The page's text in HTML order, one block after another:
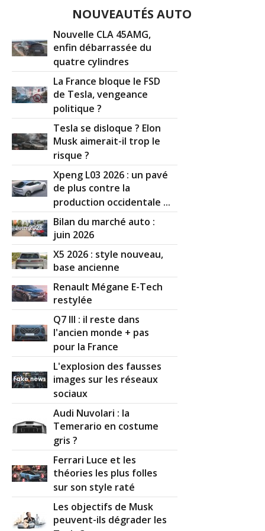
15/20 1.5 dCi 110 ch 10970 2011 tekna
1.5 dCi 110 ch boite 6 manuel 71000
km de aou(0 )
nissan juke acenta 1.5 dci 110 pack
sport(0 )
12/20 1.5 dCi 110 ch
16/20
1.5 dCi 110 ch 36000 km /année 2011 /
acenta(0 )
16/20 1.5 dCi 110 ch 38000(0
15/20
1.5 dCi 110 ch année 2010 - 54000 km
(1 )
1.5 dCi 110 ch connect 2015
05/20 1.5 dCi 110 ch 201700(
18/20
135000 km(
1.5 dCi 110 ch 100000
1.5 dCi 110 ch 8800(
NOUVEAUTÉS AUTO
Nouvelle CLA 45AMG,
enfin débarrassée du
quatre cylindres
La France bloque le FSD
de Tesla, vengeance
politique ?
Tesla se disloque ? Elon
Musk aimerait-il trop le
risque ?
Xpeng L03 2026 : un pavé
de plus contre la
production occidentale ...
Bilan du marché auto :
juin 2026
X5 2026 : style nouveau,
base ancienne
Renault Mégane E-Tech
restylée
Q7 III : il reste dans
l'ancien monde + pas
pour la France
L'explosion des fausses
images sur les réseaux
sociaux
Audi Nuvolari : la
Temerario en costume
gris ?
Ferrari Luce et les
théories les plus folles
sur son style raté
Les objectifs de Musk
peuvent-ils dégrader les